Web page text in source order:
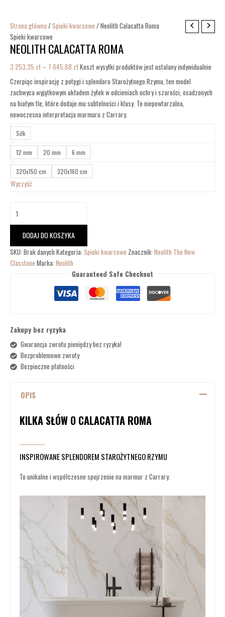
Strona główna /Spieki kwarcowe / Neolith Calacatta Roma
Spieki kwarcowe
NEOLITH CALACATTA ROMA
3 253,35 zł – 7 645,68 złKoszt wysyłki produktów jest ustalany indywidualnie
Czerpiąc inspirację z potęgi i splendoru Starożytnego Rzymu, ten model
zachwyca wyjątkowym układem żyłek w odcieniach ochry i szarości, osadzonych
na białym tle, które dodaje mu subtelności i klasy. To niepowtarzalna,
nowoczesna interpretacja marmuru z Carrary.
Silk
12 mm 20 mm 6 mm
320x150 cm 320x160 cm
Wyczyść
DODAJ DO KOSZYKA
SKU: Brak danych Kategoria: Spieki kwarcowe Znacznik: Neolith The New
Classtone Marka: Neolith
Guaranteed Safe Checkout
Zakupy bez ryzyka
Gwarancja zwrotu pieniędzy bez ryzyka!
Bezproblemowe zwroty
Bezpieczne płatności
OPIS
KILKA SŁÓW O CALACATTA ROMA
INSPIROWANE SPLENDOREM STAROŻYTNEGO RZYMU
To unikalne i współczesne spojrzenie na marmur z Carrary.